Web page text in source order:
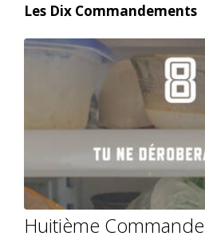
Content
Les Dix Commandements
audio
Huitième